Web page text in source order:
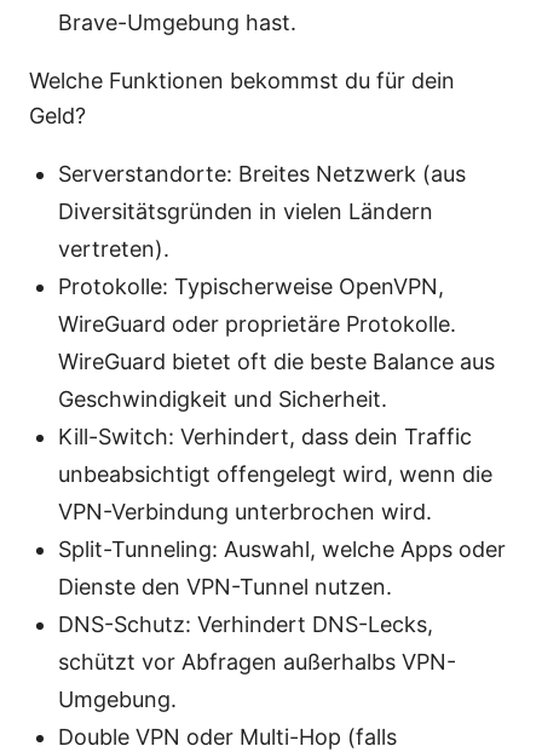
Brave-Umgebung hast.
Welche Funktionen bekommst du für dein
Geld?
Serverstandorte: Breites Netzwerk (aus
Diversitätsgründen in vielen Ländern
vertreten).
Protokolle: Typischerweise OpenVPN,
WireGuard oder proprietäre Protokolle.
WireGuard bietet oft die beste Balance aus
Geschwindigkeit und Sicherheit.
Kill-Switch: Verhindert, dass dein Traffic
unbeabsichtigt offengelegt wird, wenn die
VPN-Verbindung unterbrochen wird.
Split-Tunneling: Auswahl, welche Apps oder
Dienste den VPN-Tunnel nutzen.
DNS-Schutz: Verhindert DNS-Lecks,
schützt vor Abfragen außerhalbs VPN-
Umgebung.
Double VPN oder Multi-Hop (falls